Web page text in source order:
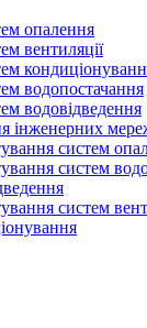
опалення
вентиляції
водопостачання
водовідведення
інженерних
систем
систем
систем